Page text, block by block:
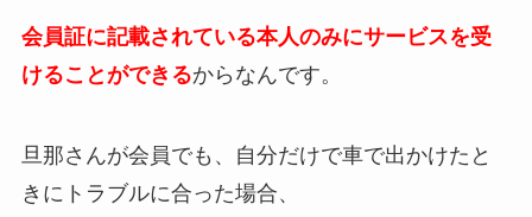
会員証に記載されている本人のみにサービスを受
けることができるからなんです。
旦那さんが会員でも、自分だけで車で出かけたと
きにトラブルに合った場合、